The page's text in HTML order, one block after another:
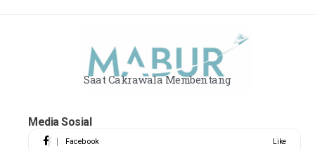
Saat Cakrawala Membentang
Media Sosial
Facebook Like